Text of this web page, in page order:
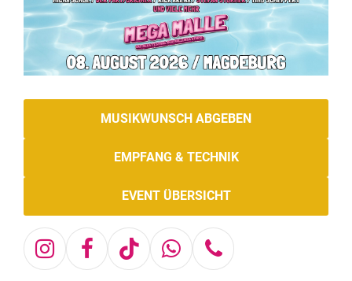
MUSIKWUNSCH ABGEBEN
EMPFANG & TECHNIK
EVENT ÜBERSICHT
Instagram
Facebook
TiktokWhatsapp
Telefon